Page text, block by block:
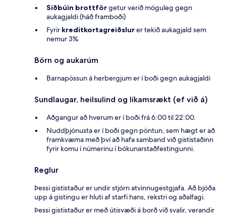
Síðbúin brottförgetur verið möguleg gegn
aukagjaldi (háð framboði)
Fyrir kreditkortagreiðslurer tekið aukagjald sem
nemur 3%
Börn og aukarúm
Barnapössun á herbergjum er í boði gegn aukagjaldi
Sundlaugar, heilsulind og líkamsrækt (ef við á)
Aðgangur að hverum er í boði frá 6:00 til 22:00.
Nuddþjónusta er í boði gegn pöntun, sem hægt er að
framkvæma með því að hafa samband við gististaðinn
fyrir komu í númerinu í bókunarstaðfestingunni.
Reglur
Þessi gististaður er undir stjórn atvinnugestgjafa. Að bjóða
upp á gistingu er hluti af starfi hans, rekstri og aðalfagi.
Þessi gististaður er með útisvæði á borð við svalir, verandir